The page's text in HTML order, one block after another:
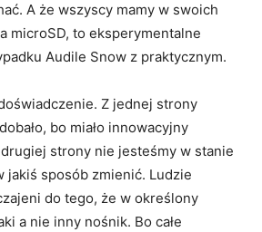
A że wszyscy mamy w swoich
microSD, to eksperymentalne
Audile Snow z praktycznym.
Z jednej strony
bo miało innowacyjny
strony nie jesteśmy w stanie
jakiś sposób zmienić. Ludzie
do tego, że w określony
a nie inny nośnik. Bo całe